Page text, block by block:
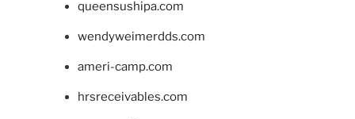
queensushipa.com
wendyweimerdds.com
ameri-camp.com
hrsreceivables.com